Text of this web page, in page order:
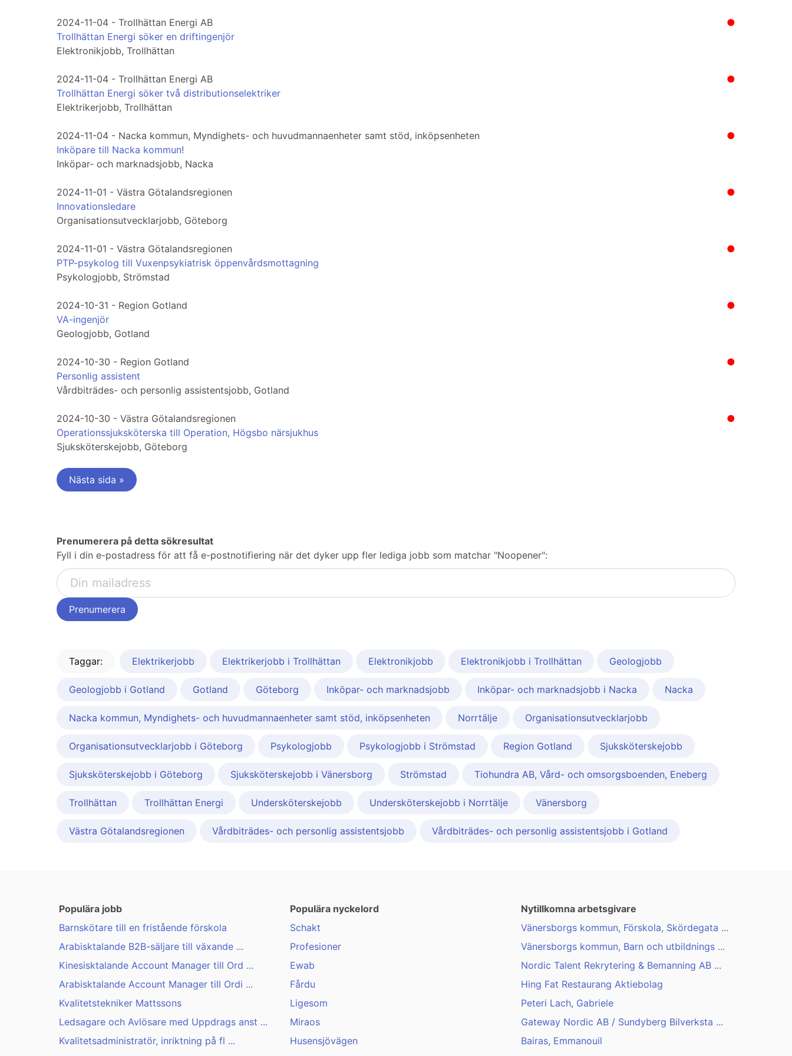
●
2024-11-04 - Trollhättan Energi AB
Trollhättan Energi söker en driftingenjör
Elektronikjobb, Trollhättan
●
2024-11-04 - Trollhättan Energi AB
Trollhättan Energi söker två distributionselektriker
Elektrikerjobb, Trollhättan
●
2024-11-04 - Nacka kommun, Myndighets- och huvudmannaenheter samt stöd, inköpsenheten
Inköpare till Nacka kommun!
Inköpar- och marknadsjobb, Nacka
●
2024-11-01 - Västra Götalandsregionen
Innovationsledare
Organisationsutvecklarjobb, Göteborg
●
2024-11-01 - Västra Götalandsregionen
PTP-psykolog till Vuxenpsykiatrisk öppenvårdsmottagning
Psykologjobb, Strömstad
●
2024-10-31 - Region Gotland
VA-ingenjör
Geologjobb, Gotland
●
2024-10-30 - Region Gotland
Personlig assistent
Vårdbiträdes- och personlig assistentsjobb, Gotland
●
2024-10-30 - Västra Götalandsregionen
Operationssjuksköterska till Operation, Högsbo närsjukhus
Sjuksköterskejobb, Göteborg
Nästa sida »
Prenumerera på detta sökresultat
Fyll i din e-postadress för att få e-postnotifiering när det dyker upp fler lediga jobb som matchar "Noopener":
Taggar: Elektrikerjobb Elektrikerjobb i Trollhättan Elektronikjobb Elektronikjobb i Trollhättan Geologjobb
Geologjobb i Gotland Gotland Göteborg Inköpar- och marknadsjobb Inköpar- och marknadsjobb i Nacka Nacka
Nacka kommun, Myndighets- och huvudmannaenheter samt stöd, inköpsenheten Norrtälje Organisationsutvecklarjobb
Organisationsutvecklarjobb i Göteborg Psykologjobb Psykologjobb i Strömstad Region Gotland Sjuksköterskejobb
Sjuksköterskejobb i Göteborg Sjuksköterskejobb i Vänersborg Strömstad Tiohundra AB, Vård- och omsorgsboenden, Eneberg
Trollhättan Trollhättan Energi Undersköterskejobb Undersköterskejobb i Norrtälje Vänersborg
Västra Götalandsregionen Vårdbiträdes- och personlig assistentsjobb Vårdbiträdes- och personlig assistentsjobb i Gotland
Populära jobb
Barnskötare till en fristående förskola
Arabisktalande B2B-säljare till växande ...
Kinesisktalande Account Manager till Ord ...
Arabisktalande Account Manager till Ordi ...
Kvalitetstekniker Mattssons
Ledsagare och Avlösare med Uppdrags anst ...
Kvalitetsadministratör, inriktning på fl ...
Populära nyckelord
Schakt
Profesioner
Ewab
Fårdu
Ligesom
Miraos
Husensjövägen
Nytillkomna arbetsgivare
Vänersborgs kommun, Förskola, Skördegata ...
Vänersborgs kommun, Barn och utbildnings ...
Nordic Talent Rekrytering & Bemanning AB ...
Hing Fat Restaurang Aktiebolag
Peteri Lach, Gabriele
Gateway Nordic AB / Sundyberg Bilverksta ...
Bairas, Emmanouil